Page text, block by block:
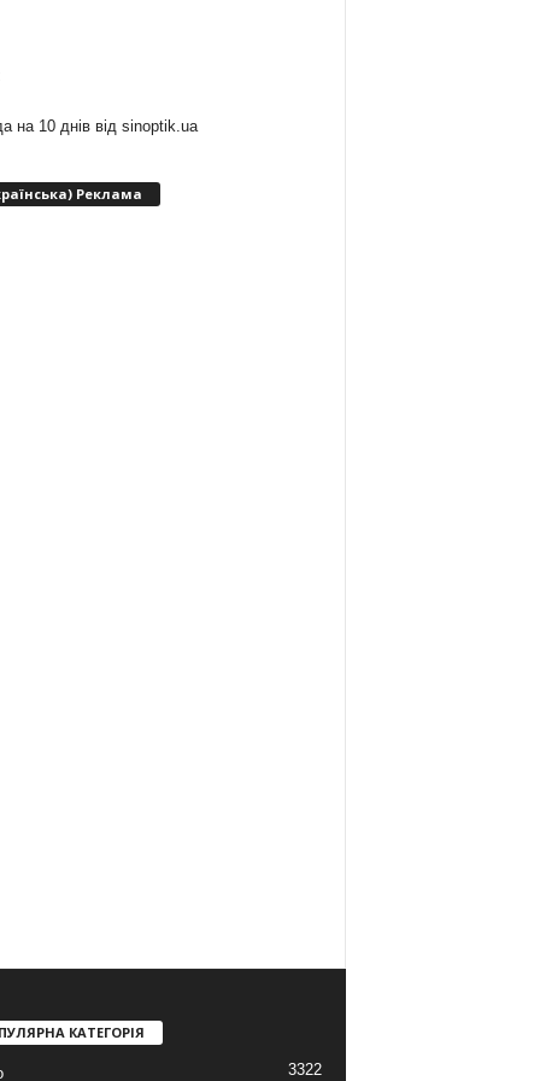
на 10 днів від sinoptik.ua
Реклама
КАТЕГОРІЯ
3322